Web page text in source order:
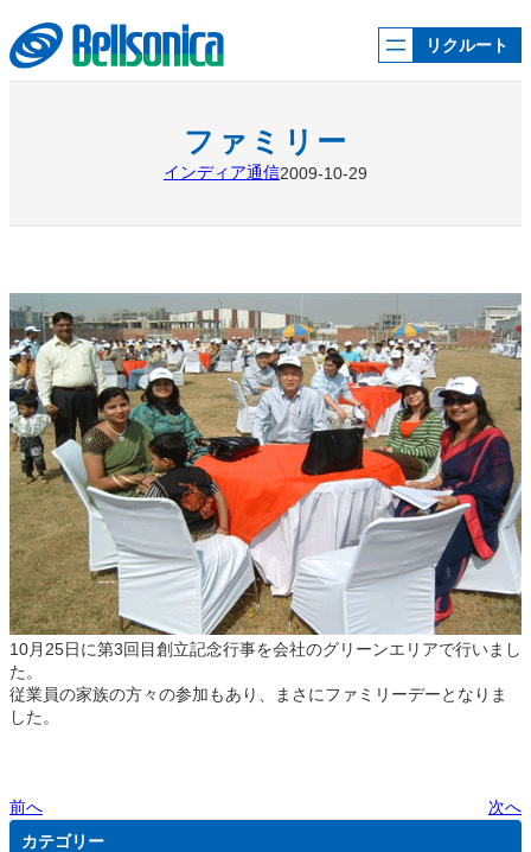
容
を
ス
リクルート
ファミリー
インディア通信2009-10-29
10月25日に第3回目創立記念行事を会社のグリーンエリアで行いまし
た。
従業員の家族の方々の参加もあり、まさにファミリーデーとなりま
した。
前へ
次へ
カテゴリー